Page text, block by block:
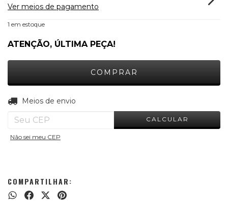
Ver meios de pagamento
1 em estoque
ATENÇÃO, ÚLTIMA PEÇA!
Entregas para o CEP:
Meios de envio
CALCULAR
Não sei meu CEP
COMPARTILHAR: